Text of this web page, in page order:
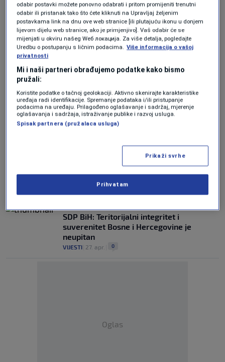
ODGOVOR NA POTEZ VLASTI RS-A
SDP: Zastava s ljiljanima nije bila ratna
nasjedajte na pokušaje radikalizacije
VIJESTI| 2. jul. | 0
REAKCIJE NA IZJAVE
Nikšić: Murphy je potvrdio ono što smo
ranije naslućivali o Izetbegoviću
VIJESTI|24. maj.| 0
OSUDILI NJEGOVE IZJAVE
Oštra reakcija SDP-a: Srđan Amidžić je
idiot, rasizam je ukorijenjen u sve kadrove
SNSD-a
19. maj.| 0
ZVANIČNO SAOPĆENJE
SDP BiH: Teritorijalni integritet i
suverenitet Bosne i Hercegovine je
neupitan
VIJESTI 27. apr. 0
Oglas
odabir postavki možete ponovno odabrati i pritom promijeniti trenutni
odabir ili pristanak tako što ćete kliknuti na Upravljaj željenim
postavkama link na dnu ove web stranice [ili plutajuću ikonu u donjem
lijevom dijelu web stranice, ako je primjenjivo]. Vaš odabir će se
mijenjati u okviru našeg Wеб локација. Za više detalja, pogledajte
Uredbu o postupanju s ličnim podacima. Više informacija o vašoj
privatnosti
Mi i naši partneri obrađujemo podatke kako bismo
pružali:
Koristite podatke o tačnoj geolokaciji. Aktivno skenirajte karakteristike
uređaja radi identifikacije. Spremanje podataka i/ili pristupanje
podacima na uređaju. Prilagođeno oglašavanje i sadržaj, mjerenje
oglašavanja i sadržaja, istraživanje publike i razvoj usluga.
Spisak partnera (pružalaca usluga)
Prikaži svrhe
Prihvatam